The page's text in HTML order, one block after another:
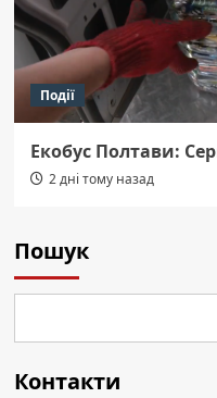
Події
Екобус Полтави:
2 дні тому назад
Пошук
Контакти